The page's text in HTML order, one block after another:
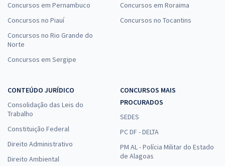
Concursos em Pernambuco
Concursos no Piauí
Concursos no Rio Grande do
Norte
Concursos em Sergipe
Concursos em Roraima
Concursos no Tocantins
CONTEÚDO JURÍDICO
Consolidação das Leis do
Trabalho
Constituição Federal
Direito Administrativo
Direito Ambiental
CONCURSOS MAIS
PROCURADOS
SEDES
PC DF - DELTA
PM AL - Polícia Militar do Estado
de Alagoas